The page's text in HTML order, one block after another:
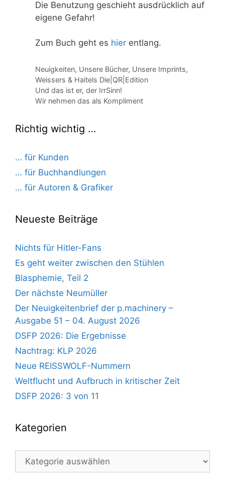
Die Benutzung geschieht ausdrücklich auf
eigene Gefahr!
Zum Buch geht es hier entlang.
Kategorien
Neuigkeiten, Unsere Bücher, Unsere Imprints,
Weissers & Haitels Die|QR|Edition
Und das ist er, der IrrSinn!
Wir nehmen das als Kompliment
Richtig wichtig …
… für Kunden
… für Buchhandlungen
… für Autoren & Grafiker
Neueste Beiträge
Nichts für Hitler-Fans
Es geht weiter zwischen den Stühlen
Blasphemie, Teil 2
Der nächste Neumüller
Der Neuigkeitenbrief der p.machinery –
Ausgabe 51 – 04. August 2026
DSFP 2026: Die Ergebnisse
Nachtrag: KLP 2026
Neue REISSWOLF-Nummern
Weltflucht und Aufbruch in kritischer Zeit
DSFP 2026: 3 von 11
Kategorien
Kategorien